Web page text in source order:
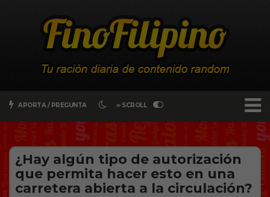
APORTA / PREGUNTA ∞ SCROLL
¿Hay algún tipo de autorización
que permita hacer esto en una
carretera abierta a la circulación?